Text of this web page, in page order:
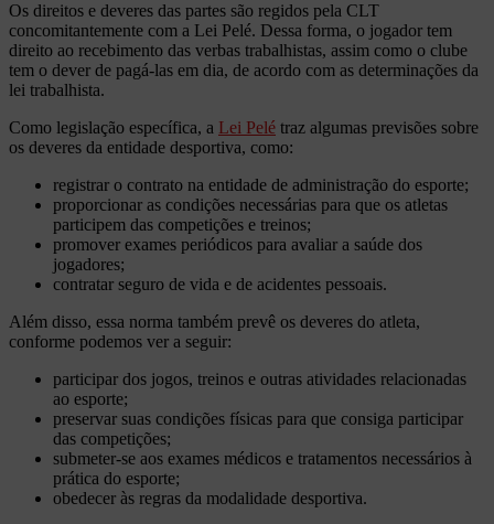
Os direitos e deveres das partes são regidos pela CLT
concomitantemente com a Lei Pelé. Dessa forma, o jogador tem
direito ao recebimento das verbas trabalhistas, assim como o clube
tem o dever de pagá-las em dia, de acordo com as determinações da
lei trabalhista.
Como legislação específica, a Lei Pelé traz algumas previsões sobre
os deveres da entidade desportiva, como:
registrar o contrato na entidade de administração do esporte;
proporcionar as condições necessárias para que os atletas
participem das competições e treinos;
promover exames periódicos para avaliar a saúde dos
jogadores;
contratar seguro de vida e de acidentes pessoais.
Além disso, essa norma também prevê os deveres do atleta,
conforme podemos ver a seguir:
participar dos jogos, treinos e outras atividades relacionadas
ao esporte;
preservar suas condições físicas para que consiga participar
das competições;
submeter-se aos exames médicos e tratamentos necessários à
prática do esporte;
obedecer às regras da modalidade desportiva.